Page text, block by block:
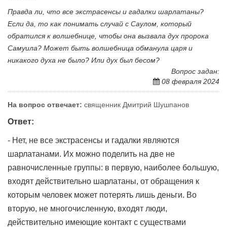
Правда ли, что все экстрасенсы и гадалки шарлатаны?
Если да, то как понимать случай с Саулом, который
обратился к волшебнице, чтобы она вызвала дух пророка
Самуила? Может быть волшебница обманула царя и
никакого духа не было? Или дух был бесом?
Вопрос задан:
08 февраля 2024
На вопрос отвечает: священник Дмитрий Шушпанов
Ответ:
- Нет, не все экстрасенсы и гадалки являются
шарлатанами. Их можно поделить на две не
равночисленные группы: в первую, наиболее большую,
входят действительно шарлатаны, от обращения к
которым человек может потерять лишь деньги. Во
вторую, не многочисленную, входят люди,
действительно имеющие контакт с существами